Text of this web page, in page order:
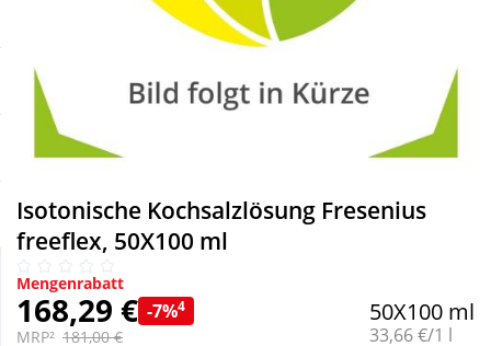
Schnäppchen
Sparsets
Täglich gut versorgt
Körperpflege & Kosmetik
Liebe & Erotik
Mutter & Kind
Nahrungsergänzung
Natur & Homöopathie
Isotonische Kochsalzlösung Fresenius
freeflex, 50X100 ml
Mengenrabatt
168,29 € -7%4
MRP² 181,00 €
50X100 ml
Grundpreis:
33,66 €/1 l